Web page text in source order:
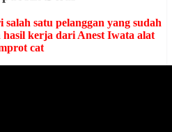
satu pelanggan yang sudah
hasil kerja dari Anest Iwata alat
cat